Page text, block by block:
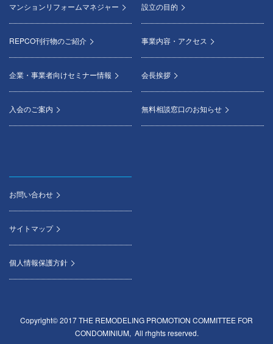
マンションリフォームマネジャー
REPCO刊行物のご紹介
企業・事業者向けセミナー情報
入会のご案内
設立の目的
事業内容・アクセス
会長挨拶
無料相談窓口のお知らせ
お問い合わせ
サイトマップ
個人情報保護方針
Copyright© 2017 THE REMODELING PROMOTION COMMITTEE FOR
CONDOMINIUM, All rhghts reserved.